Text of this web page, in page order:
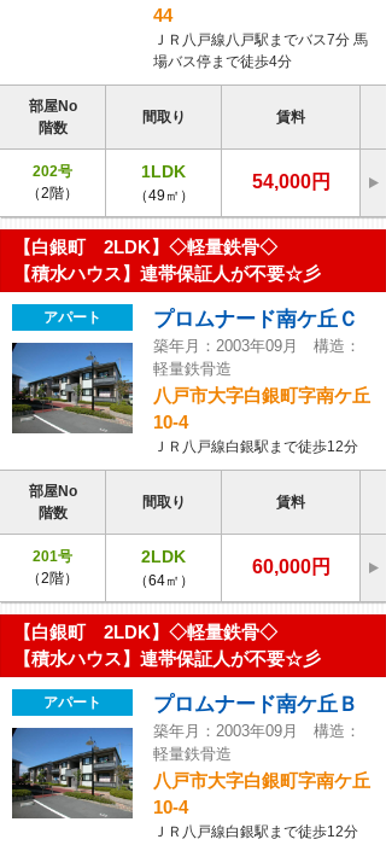
44
ＪＲ八戸線八戸駅までバス7分 馬
場バス停まで徒歩4分
部屋No
階数
間取り 賃料
202号
（2階）
1LDK
（49㎡）
54,000円
【白銀町 2LDK】◇軽量鉄骨◇
【積水ハウス】連帯保証人が不要☆彡
アパート プロムナード南ケ丘Ｃ
築年月：2003年09月 構造：
軽量鉄骨造
八戸市大字白銀町字南ケ丘
10-4
ＪＲ八戸線白銀駅まで徒歩12分
部屋No
階数
間取り 賃料
201号
（2階）
2LDK
（64㎡）
60,000円
【白銀町 2LDK】◇軽量鉄骨◇
【積水ハウス】連帯保証人が不要☆彡
アパート プロムナード南ケ丘Ｂ
築年月：2003年09月 構造：
軽量鉄骨造
八戸市大字白銀町字南ケ丘
10-4
ＪＲ八戸線白銀駅まで徒歩12分